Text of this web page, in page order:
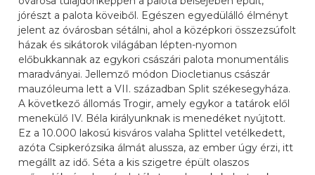
jórészt a palota köveiből. Egészen egyedülálló élményt
jelent az óvárosban sétálni, ahol a középkori összezsúfolt
házak és sikátorok világában lépten-nyomon
előbukkannak az egykori császári palota monumentális
maradványai. Jellemző módon Diocletianus császár
mauzóleuma lett a VII. században Split székesegyháza.
A következő állomás Trogir, amely egykor a tatárok elől
menekülő IV. Béla királyunknak is menedéket nyújtott.
Ez a 10.000 lakosú kisváros valaha Splittel vetélkedett,
azóta Csipkerózsika álmát alussza, az ember úgy érzi, itt
megállt az idő. Séta a kis szigetre épült olaszos